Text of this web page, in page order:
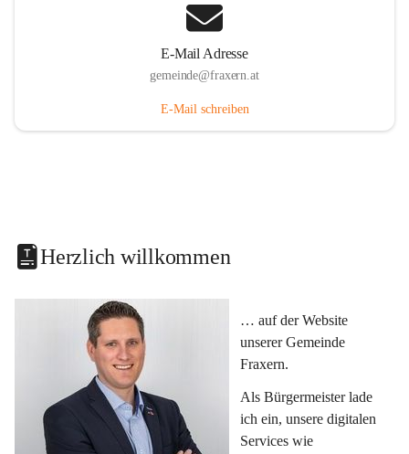
E-Mail Adresse
gemeinde@fraxern.at
E-Mail schreiben
Herzlich willkommen
… auf der Website
unserer Gemeinde
Fraxern.
Als Bürgermeister lade
ich ein, unsere digitalen
Services wie